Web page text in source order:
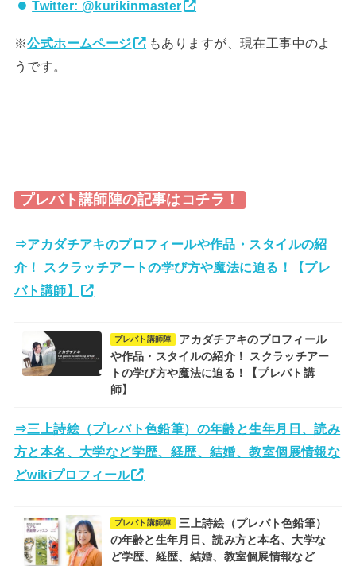
Twitter: @kurikinmaster
※公式ホームページ
もありますが、現在工事中のよ
うです。
プレバト講師陣の記事はコチラ！
⇒アカダチアキのプロフィールや作品・スタイルの紹
介！ スクラッチアートの学び方や魔法に迫る！【プレ
バト講師】
プレバト講師陣
アカダチアキのプロフィール
や作品・スタイルの紹介！ スクラッチアー
トの学び方や魔法に迫る！【プレバト講
師】
⇒三上詩絵（プレバト色鉛筆）の年齢と生年月日、読み
方と本名、大学など学歴、経歴、結婚、教室個展情報な
どwikiプロフィール
プレバト講師陣
三上詩絵（プレバト色鉛筆）
の年齢と生年月日、読み方と本名、大学な
ど学歴、経歴、結婚、教室個展情報など